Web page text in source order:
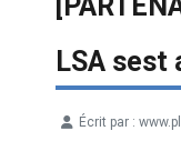
LSA
Écrit par :